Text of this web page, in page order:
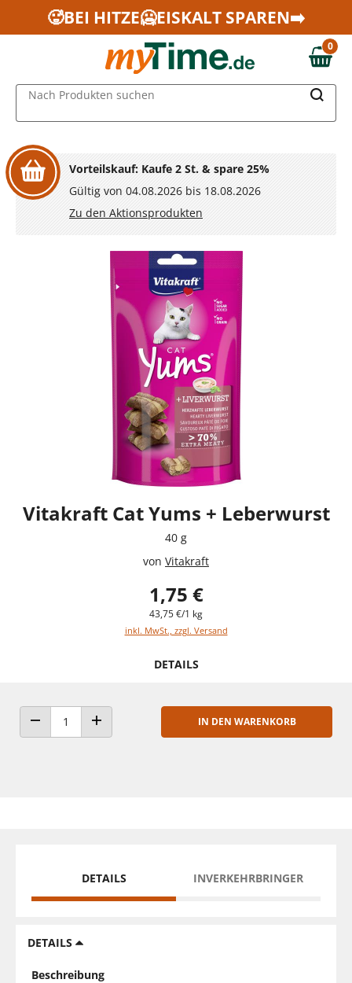
Zum Hauptinhalt springen
Zur Navigation springen
Zur Suche springen
🥵BEI HITZE🥶EISKALT SPAREN➡️
0,00 €
0
Nach Produkten suchen
Vorteilskauf: Kaufe 2 St. & spare 25%
Gültig von 04.08.2026 bis 18.08.2026
Zu den Aktionsprodukten
Vitakraft Cat Yums + Leberwurst
40 g
von Vitakraft
1,75 €
43,75 €/1 kg
inkl. MwSt., zzgl. Versand
DETAILS
ANZAHL VERRINGERNANZAHL ERHÖHEN
IN DEN WARENKORB
DETAILS INVERKEHRBRINGER
DETAILS
Beschreibung